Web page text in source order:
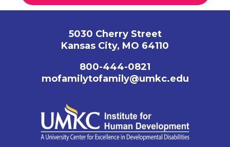
5030 Cherry Street
Kansas City, MO 64110
800-444-0821
mofamilytofamily@umkc.edu